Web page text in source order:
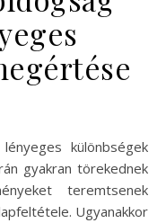
gyakran törekednek
teremtsenek
Ugyanakkor